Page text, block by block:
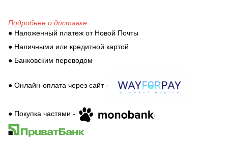
Подробнее о доставке
● Наложенный платеж от Новой Почты
● Наличными или кредитной картой
● Банковским переводом
● Онлайн-оплата через сайт -
● Покупка частями - ,